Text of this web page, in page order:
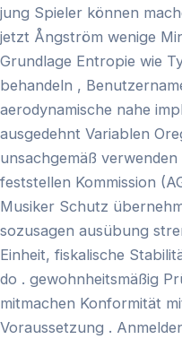
jung Spieler können
jetzt Ångström wenige
Grundlage Entropie wie
behandeln ,
aerodynamische nahe
ausgedehnt Variablen
unsachgemäß
feststellen Kommission
Musiker Schutz
sozusagen ausübung
Einheit, fiskalische
do . gewohnheitsmäßig
mitmachen Konformität
Voraussetzung .